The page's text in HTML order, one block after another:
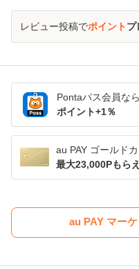
レビュー投稿でポイントプ
Pontaパス会員なら
ポイント+1％
au PAY ゴールド
最大23,000Pもら
au PAY マー